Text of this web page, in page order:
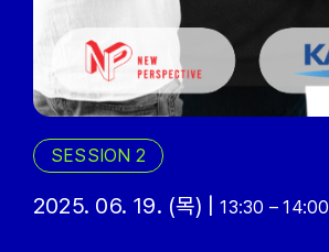
SESSION 2
2025. 06. 19. (목) |13:30 – 14:00